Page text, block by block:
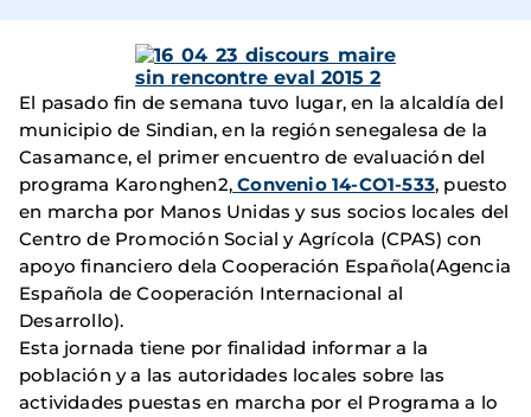
El pasado fin de semana tuvo lugar, en la alcaldía del
municipio de Sindian, en la región senegalesa de la
Casamance, el primer encuentro de evaluación del
programa Karonghen2, Convenio 14-CO1-533, puesto
en marcha por Manos Unidas y sus socios locales del
Centro de Promoción Social y Agrícola (CPAS) con
apoyo financiero dela Cooperación Española(Agencia
Española de Cooperación Internacional al
Desarrollo).
Esta jornada tiene por finalidad informar a la
población y a las autoridades locales sobre las
actividades puestas en marcha por el Programa a lo